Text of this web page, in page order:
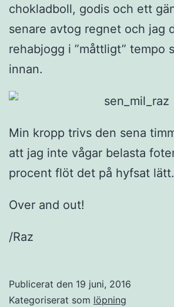
chokladboll, godis och ett
senare avtog regnet och jag
rehabjogg i ”måttligt” tempo
innan.
Min kropp trivs den sena
att jag inte vågar belasta
procent flöt det på hyfsat lätt.
Over and out!
/Raz
Publicerat den 19 juni, 2016
Kategoriserat som löpning